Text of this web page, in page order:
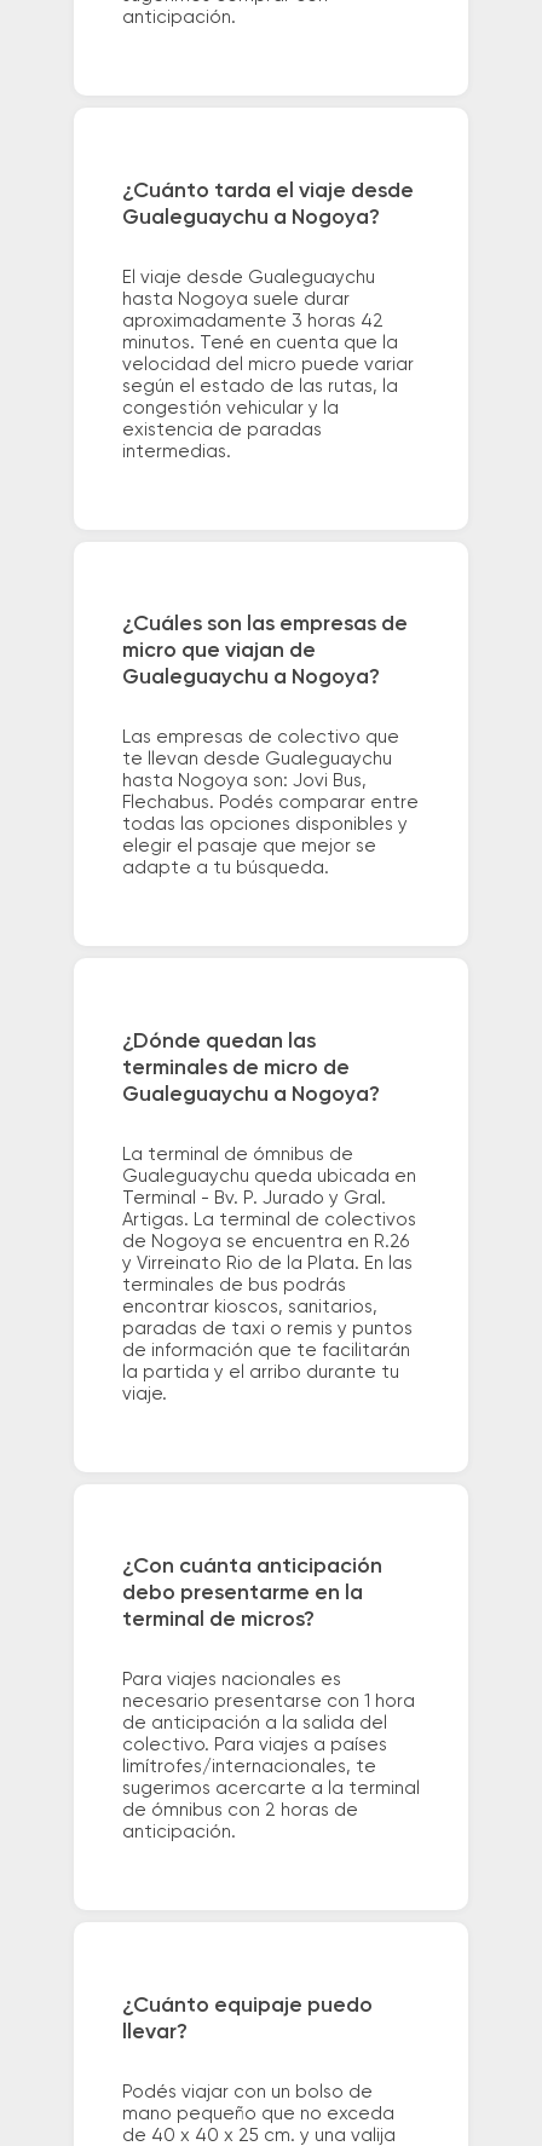
anticipación.
¿Cuánto tarda el viaje desde
Gualeguaychu a Nogoya?
El viaje desde Gualeguaychu
hasta Nogoya suele durar
aproximadamente 3 horas 42
minutos. Tené en cuenta que la
velocidad del micro puede variar
según el estado de las rutas, la
congestión vehicular y la
existencia de paradas
intermedias.
¿Cuáles son las empresas de
micro que viajan de
Gualeguaychu a Nogoya?
Las empresas de colectivo que
te llevan desde Gualeguaychu
hasta Nogoya son: Jovi Bus,
Flechabus. Podés comparar entre
todas las opciones disponibles y
elegir el pasaje que mejor se
adapte a tu búsqueda.
¿Dónde quedan las
terminales de micro de
Gualeguaychu a Nogoya?
La terminal de ómnibus de
Gualeguaychu queda ubicada en
Terminal - Bv. P. Jurado y Gral.
Artigas. La terminal de colectivos
de Nogoya se encuentra en R.26
y Virreinato Rio de la Plata. En las
terminales de bus podrás
encontrar kioscos, sanitarios,
paradas de taxi o remis y puntos
de información que te facilitarán
la partida y el arribo durante tu
viaje.
¿Con cuánta anticipación
debo presentarme en la
terminal de micros?
Para viajes nacionales es
necesario presentarse con 1 hora
de anticipación a la salida del
colectivo. Para viajes a países
limítrofes/internacionales, te
sugerimos acercarte a la terminal
de ómnibus con 2 horas de
anticipación.
¿Cuánto equipaje puedo
llevar?
Podés viajar con un bolso de
mano pequeño que no exceda
de 40 x 40 x 25 cm. y una valija